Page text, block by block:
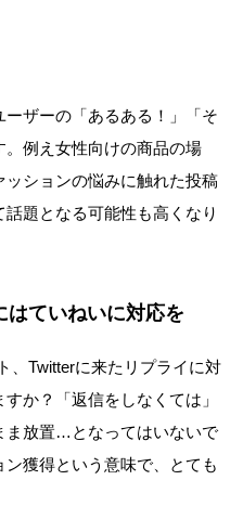
ーザーの「あるある！」「そ
。例え女性向けの商品の場
ションの悩みに触れた投稿
題となる可能性も高くなり
はていねいに対応を
、Twitterに来たリプライに対
か？「返信をしなくては」
ま放置…となってはいないで
獲得という意味で、とても